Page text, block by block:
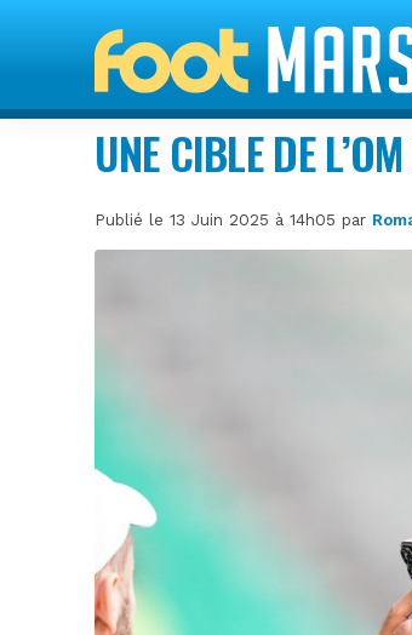
UNE CIBLE DE
Publié le 13 Juin 2025 à 14h05 par